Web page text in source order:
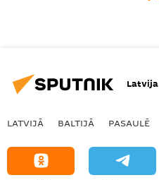
Latvija
LATVIJĀ BALTIJĀ PASAULĒ